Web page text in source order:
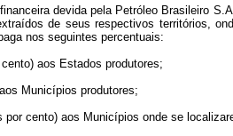
devida pela Petróleo Brasileiro
de seus respectivos territórios,
nos seguintes percentuais:
aos Estados produtores;
Municípios produtores;
por cento) aos Municípios onde se